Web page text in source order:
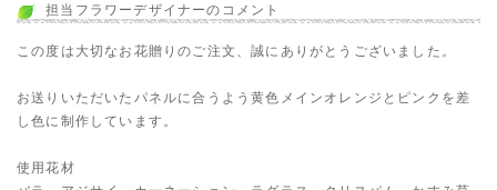
担当フラワーデザイナーのコメント
この度は大切なお花贈りのご注文、誠にありがとうございました。
お送りいただいたパネルに合うよう黄色メインオレンジとピンクを差
し色に制作しています。
使用花材